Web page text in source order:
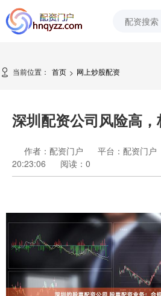
当前位置： 首页 > 网上炒股配资
深圳配资公司风险高
作者：配资门户 平台：配资门户
20:23:06
阅读： 0